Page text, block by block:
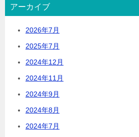
アーカイブ
2026年7月
2025年7月
2024年12月
2024年11月
2024年9月
2024年8月
2024年7月